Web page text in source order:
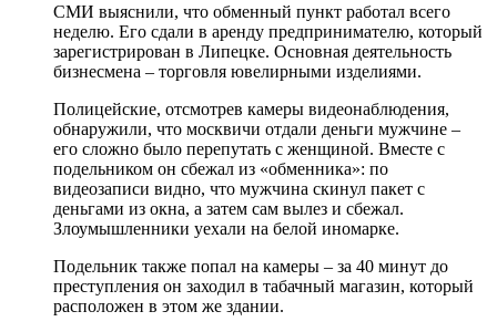
СМИ выяснили, что обменный пункт работал всего
неделю. Его сдали в аренду предпринимателю, который
зарегистрирован в Липецке. Основная деятельность
бизнесмена – торговля ювелирными изделиями.
Полицейские, отсмотрев камеры видеонаблюдения,
обнаружили, что москвичи отдали деньги мужчине –
его сложно было перепутать с женщиной. Вместе с
подельником он сбежал из «обменника»: по
видеозаписи видно, что мужчина скинул пакет с
деньгами из окна, а затем сам вылез и сбежал.
Злоумышленники уехали на белой иномарке.
Подельник также попал на камеры – за 40 минут до
преступления он заходил в табачный магазин, который
расположен в этом же здании.